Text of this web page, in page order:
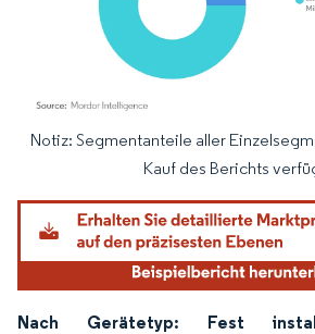
Bild © Mordor Intelligence. Wiederverwendung
Notiz: Segmentanteile aller
Kauf des Berichts
Nach Gerätetyp: Fest